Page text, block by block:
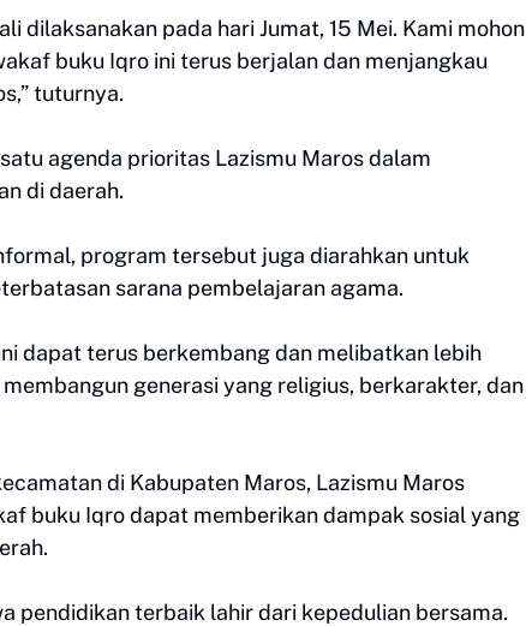
dilaksanakan pada hari Jumat, 15 Mei. Kami mohon
buku Iqro ini terus berjalan dan menjangkau
tuturnya.
agenda prioritas Lazismu Maros dalam
di daerah.
program tersebut juga diarahkan untuk
sarana pembelajaran agama.
dapat terus berkembang dan melibatkan lebih
generasi yang religius, berkarakter, dan
di Kabupaten Maros, Lazismu Maros
buku Iqro dapat memberikan dampak sosial yang
pendidikan terbaik lahir dari kepedulian bersama.